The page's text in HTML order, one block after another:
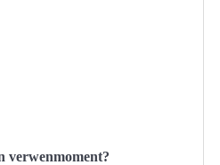
verwenmoment?